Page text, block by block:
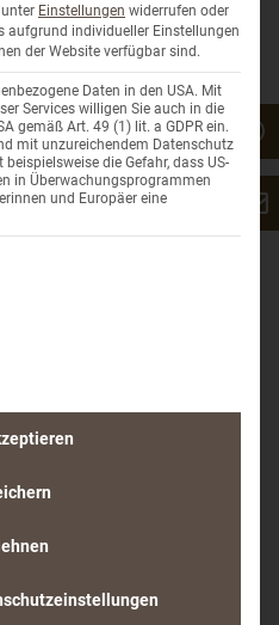
die eigene Bio-Weidemilch
Quark, Joghurt und Käse.
dass die Milch direkt nach
wird, ohne Pasteurisierung
natürlichen Geschmack
einen klassischen
Wiepke, der donnerstags von
individuelle Käsepakete
ins Gespräch zu
können, bietet der
bestellen. So können
in den Genuss der
Hofladen,
Kunden flexible
Region.
Einstellungen widerrufen oder
aufgrund individueller Einstellungen
der Website verfügbar sind.
Daten in den USA. Mit
Services willigen Sie auch in die
gemäß Art. 49 (1) lit. a GDPR ein.
mit unzureichendem Datenschutz
die Gefahr, dass US-
in Überwachungsprogrammen
und Europäer eine
Gruppen, für die eine